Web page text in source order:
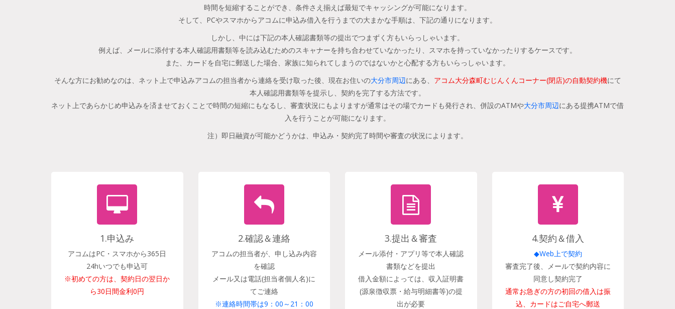
時間を短縮することができ、条件さえ揃えば最短でキャッシングが可能になります。
そして、PCやスマホからアコムに申込み借入を行うまでの大まかな手順は、下記の通りになります。
しかし、中には下記の本人確認書類等の提出でつまずく方もいらっしゃいます。
例えば、メールに添付する本人確認用書類等を読み込むためのスキャナーを持ち合わせていなかったり、スマホを持っていなかったりするケースです。
また、カードを自宅に郵送した場合、家族に知られてしまうのではないかと心配する方もいらっしゃいます。
そんな方にお勧めなのは、ネット上で申込みアコムの担当者から連絡を受け取った後、現在お住いの大分市周辺にある、 アコム大分森町むじんくんコーナー(閉店)の自動契約機にて
本人確認用書類等を提示し、契約を完了する方法です。
ネット上であらかじめ申込みを済ませておくことで時間の短縮にもなるし、審査状況にもよりますが通常はその場でカードも発行され、併設のATMや大分市周辺にある提携ATMで借
入を行うことが可能になります。
注）即日融資が可能かどうかは、申込み・契約完了時間や審査の状況によります。
1.申込み
アコムはPC・スマホから365日
24hいつでも申込可
※初めての方は、契約日の翌日か
ら30日間金利0円
2.確認＆連絡
アコムの担当者が、申し込み内容
を確認
メール又は電話(担当者個人名)に
てご連絡
※連絡時間帯は9：00～21：00
3.提出＆審査
メール添付・アプリ等で本人確認
書類などを提出
借入金額によっては、収入証明書
(源泉徴収票・給与明細書等)の提
出が必要
4.契約＆借入
◆Web上で契約
審査完了後、メールで契約内容に
同意し契約完了
通常お急ぎの方の初回の借入は振
込、カードはご自宅へ郵送